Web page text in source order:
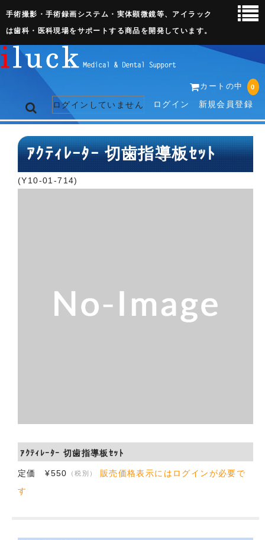
手術撮影・手術録画システム・実体顕微鏡等、アイラック
は歯科・医科現場をサポートする商品を開発しています。
カートの中 0
ログインしていません ログイン 新規会員登録
トップページ
お問い合わせ
ｱｸﾃｨﾚｰﾀｰ 切歯指導板ｾｯﾄ
(Y10-01-714)
ｱｸﾃｨﾚｰﾀｰ 切歯指導板ｾｯﾄ
定価 ¥550 （税別）
販売価格表示にはログインが必要で
す